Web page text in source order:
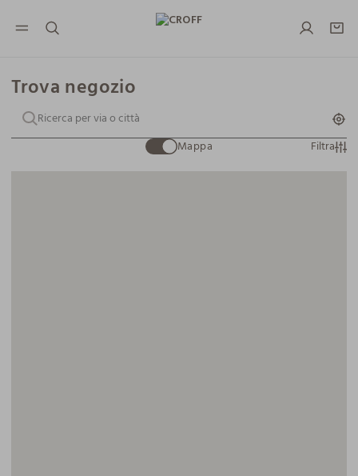
NAVIGATION.ARIA.GOTOMAINCONTENT
Trova negozio
Mappa Filtra